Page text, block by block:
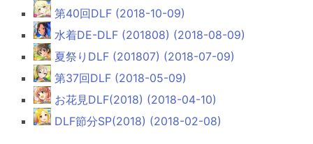
第40回DLF (2018-10-09)
水着DE-DLF (201808) (2018-08-09)
夏祭りDLF (201807) (2018-07-09)
第37回DLF (2018-05-09)
お花見DLF(2018) (2018-04-10)
DLF節分SP(2018) (2018-02-08)